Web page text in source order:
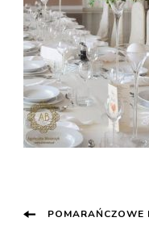
Post
POMARAŃCZOWE